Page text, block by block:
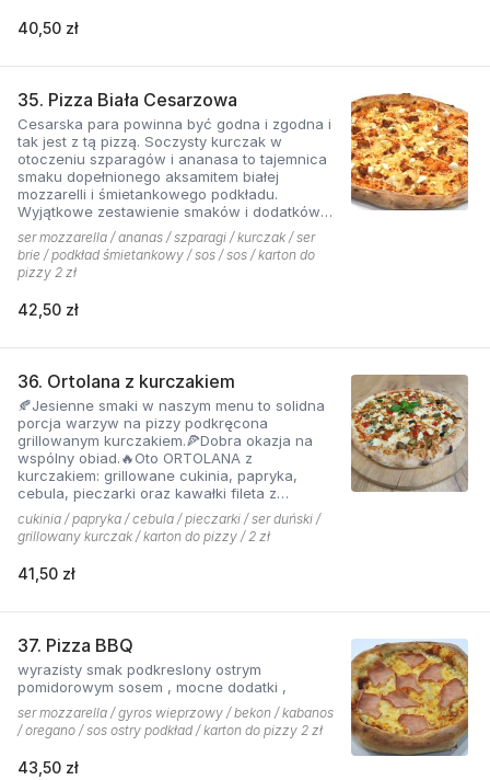
40,50 zł
35. Pizza Biała Cesarzowa
Cesarska para powinna być godna i zgodna i
tak jest z tą pizzą. Soczysty kurczak w
otoczeniu szparagów i ananasa to tajemnica
smaku dopełnionego aksamitem białej
mozzarelli i śmietankowego podkładu.
Wyjątkowe zestawienie smaków i dodatków
które tworzą jedną z najchętniej zamawianych
pizzy z menu pizzerii Hyyper
ser mozzarella / ananas / szparagi / kurczak / ser
brie / podkład śmietankowy / sos / sos / karton do
pizzy 2 zł
42,50 zł
36. Ortolana z kurczakiem
🍂Jesienne smaki w naszym menu to solidna
porcja warzyw na pizzy podkręcona
grillowanym kurczakiem.🍕Dobra okazja na
wspólny obiad.🔥Oto ORTOLANA z
kurczakiem: grillowane cukinia, papryka,
cebula, pieczarki oraz kawałki fileta z
dodatkiem sera z niebieską pleśnią.
cukinia / papryka / cebula / pieczarki / ser duński /
grillowany kurczak / karton do pizzy / 2 zł
41,50 zł
37. Pizza BBQ
wyrazisty smak podkreslony ostrym
pomidorowym sosem , mocne dodatki ,
ser mozzarella / gyros wieprzowy / bekon / kabanos
/ oregano / sos ostry podkład / karton do pizzy 2 zł
43,50 zł